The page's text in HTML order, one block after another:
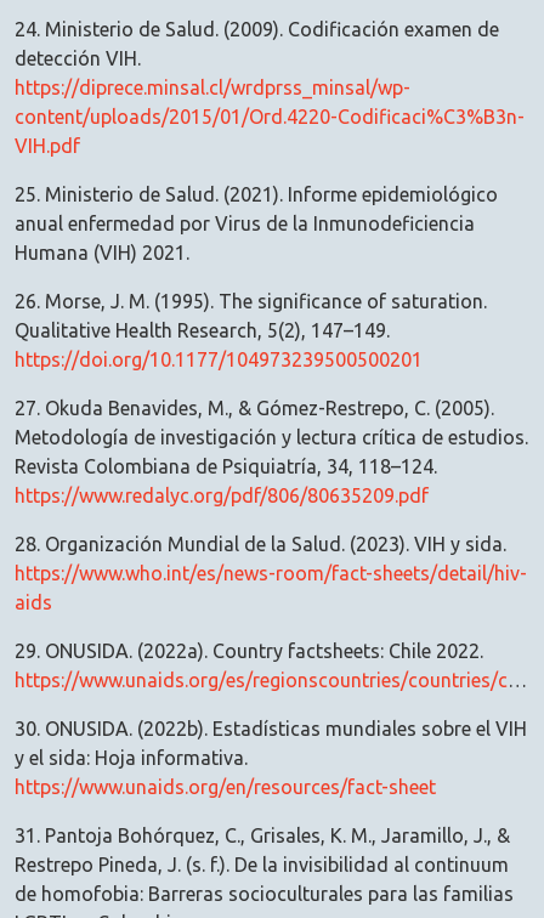
24. Ministerio de Salud. (2009). Codificación examen de
detección VIH.
https://diprece.minsal.cl/wrdprss_minsal/wp-
content/uploads/2015/01/Ord.4220-Codificaci%C3%B3n-
VIH.pdf
25. Ministerio de Salud. (2021). Informe epidemiológico
anual enfermedad por Virus de la Inmunodeficiencia
Humana (VIH) 2021.
26. Morse, J. M. (1995). The significance of saturation.
Qualitative Health Research, 5(2), 147–149.
https://doi.org/10.1177/104973239500500201
27. Okuda Benavides, M., & Gómez-Restrepo, C. (2005).
Metodología de investigación y lectura crítica de estudios.
Revista Colombiana de Psiquiatría, 34, 118–124.
https://www.redalyc.org/pdf/806/80635209.pdf
28. Organización Mundial de la Salud. (2023). VIH y sida.
https://www.who.int/es/news-room/fact-sheets/detail/hiv-
aids
29. ONUSIDA. (2022a). Country factsheets: Chile 2022.
https://www.unaids.org/es/regionscountries/countries/chile
30. ONUSIDA. (2022b). Estadísticas mundiales sobre el VIH
y el sida: Hoja informativa.
https://www.unaids.org/en/resources/fact-sheet
31. Pantoja Bohórquez, C., Grisales, K. M., Jaramillo, J., &
Restrepo Pineda, J. (s. f.). De la invisibilidad al continuum
de homofobia: Barreras socioculturales para las familias